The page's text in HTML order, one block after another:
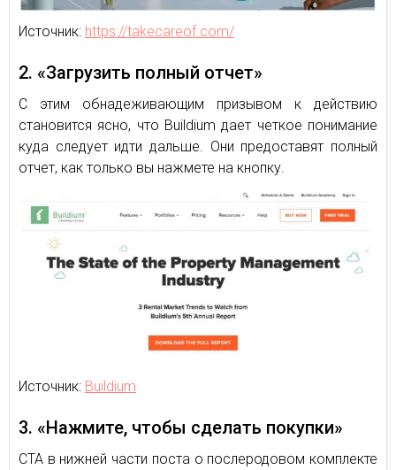
Источник: https://takecareof.com/
2. «Загрузить полный отчет»
С этим обнадеживающим призывом к действию
становится ясно, что Buildium дает четкое понимание
куда следует идти дальше. Они предоставят полный
отчет, как только вы нажмете на кнопку.
Источник: Buildium
3. «Нажмите, чтобы сделать покупки»
CTA в нижней части поста о послеродовом комплекте